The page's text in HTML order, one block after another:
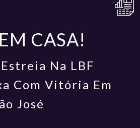
CASA!
Na LBF
Com Vitória Em
José